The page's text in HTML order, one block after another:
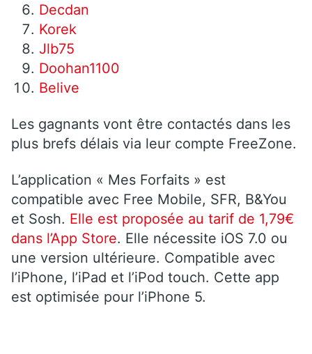
Decdan
Korek
Jlb75
Doohan1100
Belive
Les gagnants vont être contactés dans les
plus brefs délais via leur compte FreeZone.
L’application « Mes Forfaits » est
compatible avec Free Mobile, SFR, B&You
et Sosh. Elle est proposée au tarif de 1,79€
dans l’App Store. Elle nécessite iOS 7.0 ou
une version ultérieure. Compatible avec
l’iPhone, l’iPad et l’iPod touch. Cette app
est optimisée pour l’iPhone 5.